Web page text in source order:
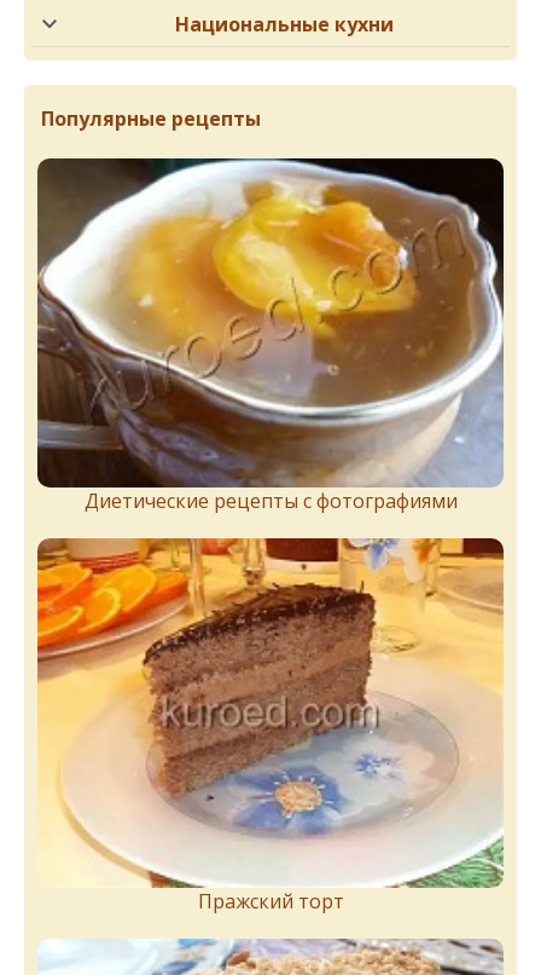
Национальные кухни
Популярные рецепты
Диетические рецепты с фотографиями
Пражский торт